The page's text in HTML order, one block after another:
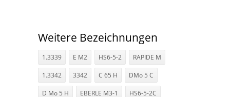
Weitere Bezeichnungen
1.3339 E M2 HS6-5-2 RAPIDE M
1.3342 3342 C 65 H DMo 5 C
D Mo 5 H EBERLE M3-1 HS6-5-2C